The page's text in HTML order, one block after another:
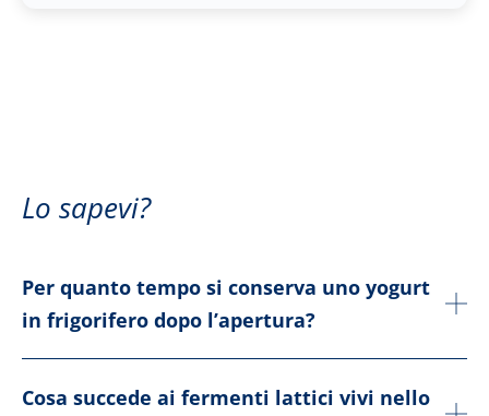
Lo sapevi?
Per quanto tempo si conserva uno yogurt
in frigorifero dopo l’apertura?
Cosa succede ai fermenti lattici vivi nello